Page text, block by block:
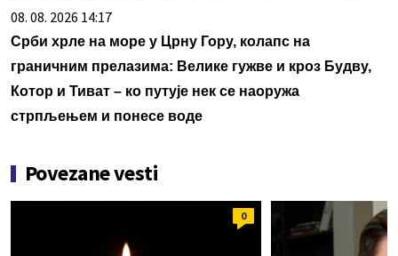
08. 08. 2026 14:17
Срби хрле на море у Црну Гору, колапс на
граничним прелазима: Велике гужве и кроз Будву,
Котор и Тиват – ко путује нек се наоружа
стрпљењем и понесе воде
Povezane vesti
0